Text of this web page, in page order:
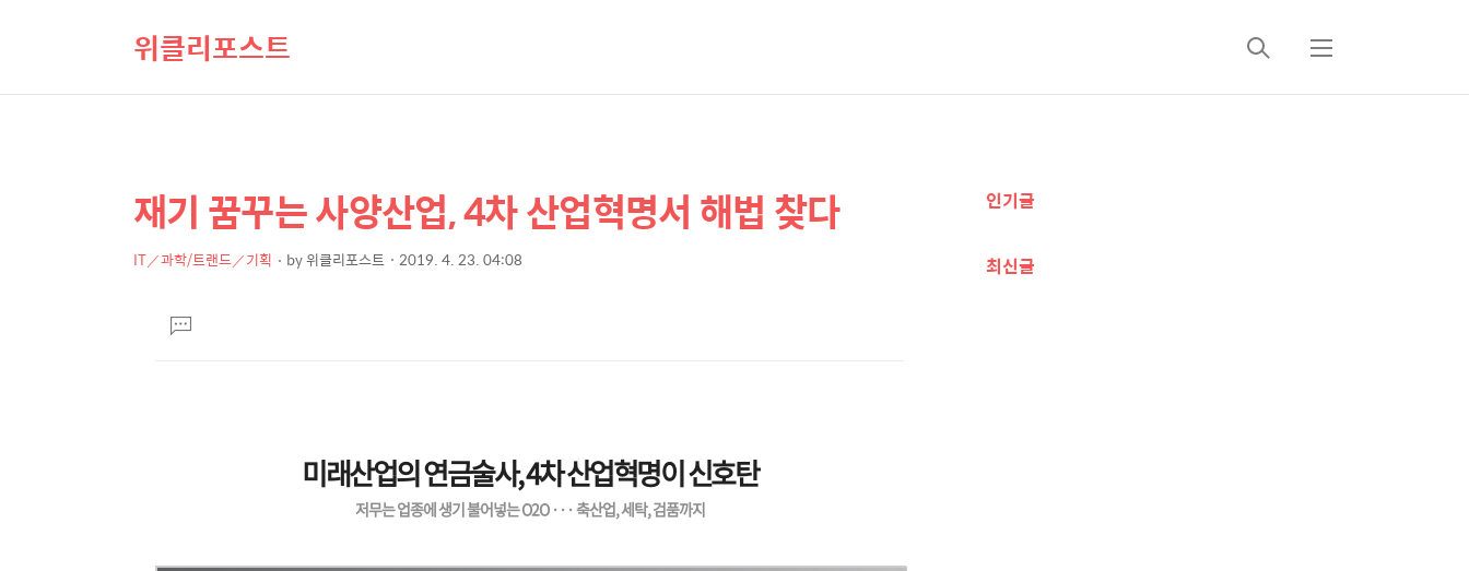
위클리포스트
검
메
상
컨
본
문
제
재기 꿈꾸는 사양산업, 4차 산업혁명서 해법 찾다
IT／과학/트랜드／기획 by위클리포스트 2019. 4. 23. 04:08
댓
글
미래산업의 연금술사, 4차 산업혁명이 신호탄
저무는 업종에 생기 불어넣는 O2O ··· 축산업, 세탁, 검품까지
추
정
인기글
최신글